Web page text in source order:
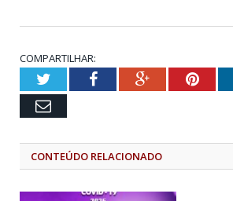
COMPARTILHAR:
TwitterFacebookGoogle+
Email
CONTEÚDO RELACIONADO